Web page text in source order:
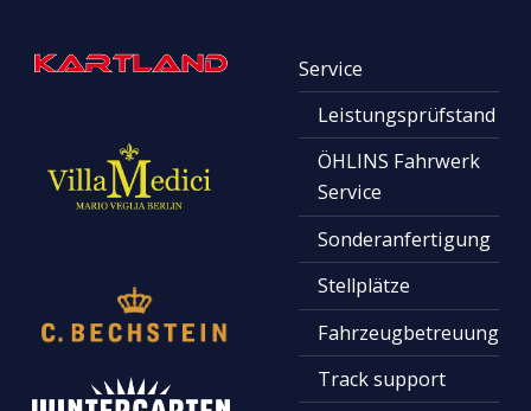
Service
Leistungsprüfstand
ÖHLINS Fahrwerk
Service
Sonderanfertigung
Stellplätze
Fahrzeugbetreuung
Track support